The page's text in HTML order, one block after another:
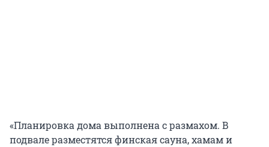
«Планировка дома выполнена с размахом. В
подвале разместятся финская сауна, хамам и